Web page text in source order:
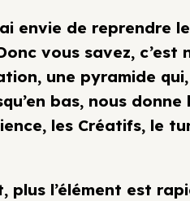
envie de reprendre le
vous savez, c’est
une pyramide
bas, nous donne
les Créatifs, le
plus l’élément est